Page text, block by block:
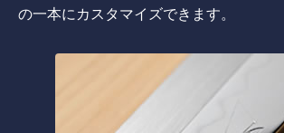
の一本にカスタマイズできます。